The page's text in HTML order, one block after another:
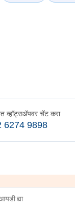
6274 9898
व्हॉट्सॲपवर चॅट करा